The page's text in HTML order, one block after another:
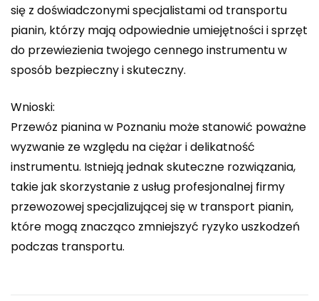
się z doświadczonymi specjalistami od transportu
pianin, którzy mają odpowiednie umiejętności i sprzęt
do przewiezienia twojego cennego instrumentu w
sposób bezpieczny i skuteczny.
Wnioski:
Przewóz pianina w Poznaniu może stanowić poważne
wyzwanie ze względu na ciężar i delikatność
instrumentu. Istnieją jednak skuteczne rozwiązania,
takie jak skorzystanie z usług profesjonalnej firmy
przewozowej specjalizującej się w transport pianin,
które mogą znacząco zmniejszyć ryzyko uszkodzeń
podczas transportu.